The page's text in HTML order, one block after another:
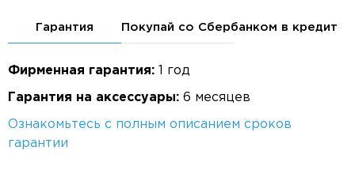
Гарантия Покупай со Сбербанком в кредит
Фирменная гарантия: 1 год
Гарантия на аксессуары: 6 месяцев
Ознакомьтесь с полным описанием сроков
гарантии